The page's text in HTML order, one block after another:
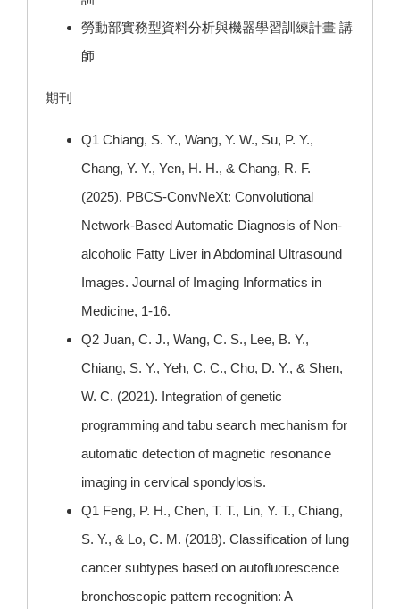
勞動部實務型資料分析與機器學習訓練計畫 講
師
期刊
Q1 Chiang, S. Y., Wang, Y. W., Su, P. Y.,
Chang, Y. Y., Yen, H. H., & Chang, R. F.
(2025). PBCS-ConvNeXt: Convolutional
Network-Based Automatic Diagnosis of Non-
alcoholic Fatty Liver in Abdominal Ultrasound
Images. Journal of Imaging Informatics in
Medicine, 1-16.
Q2 Juan, C. J., Wang, C. S., Lee, B. Y.,
Chiang, S. Y., Yeh, C. C., Cho, D. Y., & Shen,
W. C. (2021). Integration of genetic
programming and tabu search mechanism for
automatic detection of magnetic resonance
imaging in cervical spondylosis.
Q1 Feng, P. H., Chen, T. T., Lin, Y. T., Chiang,
S. Y., & Lo, C. M. (2018). Classification of lung
cancer subtypes based on autofluorescence
bronchoscopic pattern recognition: A